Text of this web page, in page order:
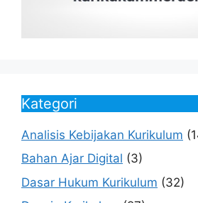
Kategori
Analisis Kebijakan Kurikulum
Bahan Ajar Digital (3)
Dasar Hukum Kurikulum (32)